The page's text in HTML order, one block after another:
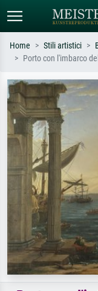
Cerca per artista, titolo o
Monet, Notte
Impressionismo, onda di
nudo.
Home Stili artistici
Porto con l'imbarco